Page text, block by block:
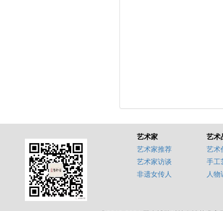
艺术家
艺术家推荐
艺术家访谈
非遗女传人
艺术
艺术
手工
人物